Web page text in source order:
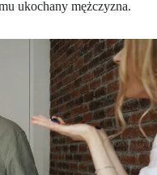
ukochany mężczyzna.